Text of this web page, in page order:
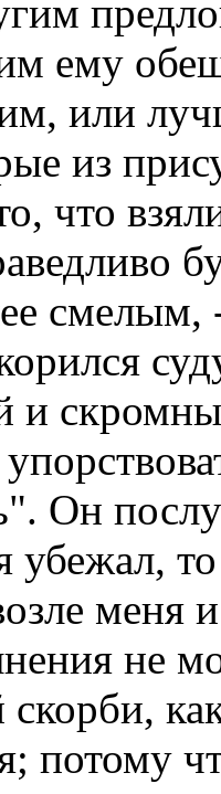
ему
или
из
что
и
Он
убежал,
меня
не
потому